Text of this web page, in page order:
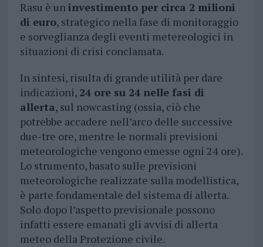
Rasu è uninvestimento per circa 2 milioni
di euro, strategico nella fase di monitoraggio
e sorveglianza degli eventi metereologici in
situazioni di crisi conclamata.
In sintesi, risulta di grande utilità per dare
indicazioni, 24 ore su 24 nelle fasi di
allerta, sul nowcasting (ossia, ciò che
potrebbe accadere nell’arco delle successive
due-tre ore, mentre le normali previsioni
meteorologiche vengono emesse ogni 24 ore).
Lo strumento, basato sulle previsioni
meteorologiche realizzate sulla modellistica,
è parte fondamentale del sistema di allerta.
Solo dopo l’aspetto previsionale possono
infatti essere emanati gli avvisi di allerta
meteo della Protezione civile.